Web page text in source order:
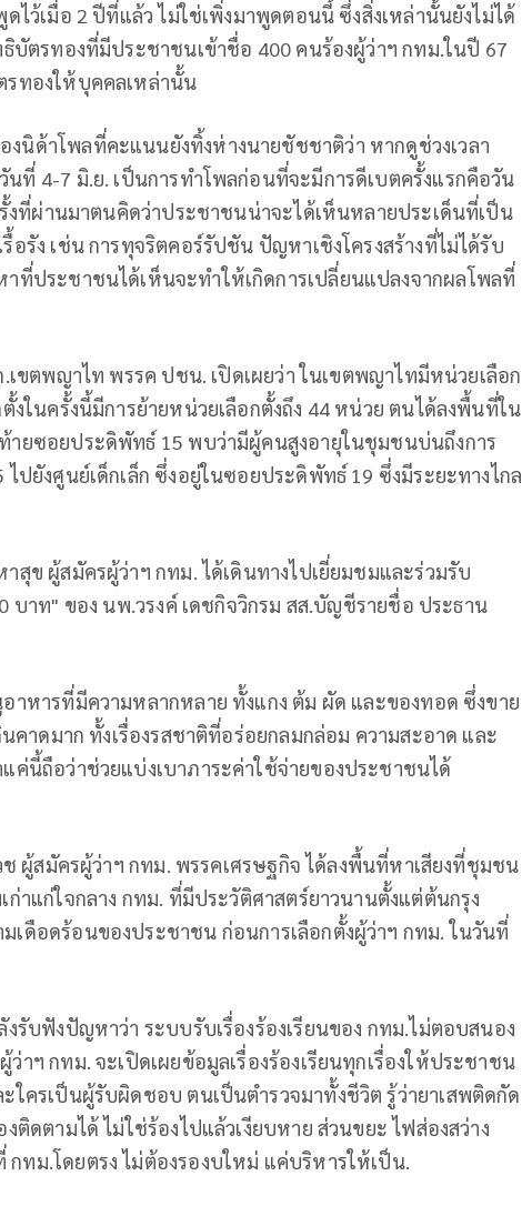
ว้เมื่อ 2 ปีที่แล้ว ไม่ใช่เพิ่งมาพูดตอนนี้ ซึ่งสิ่งเหล่านั้นยังไม่ได้
ธิบัตรทองที่มีประชาชนเข้าชื่อ 400 คนร้องผู้ว่าฯ กทม.ในปี 67
รทองให้บุคคลเหล่านั้น
งนิด้าโพลที่คะแนนยังทิ้งห่างนายชัชชาติว่า หากดูช่วงเวลา
นที่ 4-7 มิ.ย. เป็นการทำโพลก่อนที่จะมีการดีเบตครั้งแรกคือวัน
งที่ผ่านมาตนคิดว่าประชาชนน่าจะได้เห็นหลายประเด็นที่เป็น
รัง เช่น การทุจริตคอร์รัปชัน ปัญหาเชิงโครงสร้างที่ไม่ได้รับ
ที่ประชาชนได้เห็นจะทำให้เกิดการเปลี่ยนแปลงจากผลโพลที่
เขตพญาไท พรรค ปชน. เปิดเผยว่า ในเขตพญาไทมีหน่วยเลือก
งในครั้งนี้มีการย้ายหน่วยเลือกตั้งถึง 44 หน่วย ตนได้ลงพื้นที่ใน
ยซอยประดิพัทธ์ 15 พบว่ามีผู้คนสูงอายุในชุมชนบ่นถึงการ
ปยังศูนย์เด็กเล็ก ซึ่งอยู่ในซอยประดิพัทธ์ 19 ซึ่งมีระยะทางไกล
ข ผู้สมัครผู้ว่าฯ กทม. ได้เดินทางไปเยี่ยมชมและร่วมรับ
บาท" ของ นพ.วรงค์ เดชกิจวิกรม สส.บัญชีรายชื่อ ประธาน
อาหารที่มีความหลากหลาย ทั้งแกง ต้ม ผัด และของทอด ซึ่งขาย
คาดมาก ทั้งเรื่องรสชาติที่อร่อยกลมกล่อม ความสะอาด และ
ค่นี้ถือว่าช่วยแบ่งเบาภาระค่าใช้จ่ายของประชาชนได้
ผู้สมัครผู้ว่าฯ กทม. พรรคเศรษฐกิจ ได้ลงพื้นที่หาเสียงที่ชุมชน
าแก่ใจกลาง กทม. ที่มีประวัติศาสตร์ยาวนานตั้งแต่ต้นกรุง
ดือดร้อนของประชาชน ก่อนการเลือกตั้งผู้ว่าฯ กทม. ในวันที่
รับฟังปัญหาว่า ระบบรับเรื่องร้องเรียนของ กทม.ไม่ตอบสนอง
าฯ กทม. จะเปิดเผยข้อมูลเรื่องร้องเรียนทุกเรื่องให้ประชาชน
ใครเป็นผู้รับผิดชอบ ตนเป็นตำรวจมาทั้งชีวิต รู้ว่ายาเสพติดกัด
ติดตามได้ ไม่ใช่ร้องไปแล้วเงียบหาย ส่วนขยะ ไฟส่องสว่าง
ทม.โดยตรง ไม่ต้องรองบใหม่ แค่บริหารให้เป็น.